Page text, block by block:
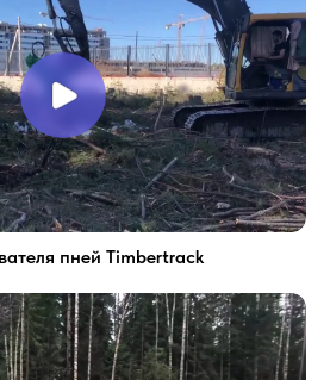
пней Timbertrack